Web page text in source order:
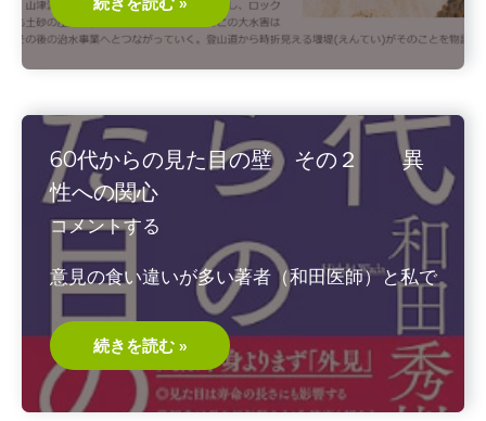
動
神
経
と
を
育
ん
で
く
れ
た
ロ
ッ
ク
ガ
ー
デ
ン
60代からの見た目の壁 その２ 異
性への関心
コメントする
意見の食い違いが多い著者（和田医師）と私で
60
代
か
ら
の
続きを読む »